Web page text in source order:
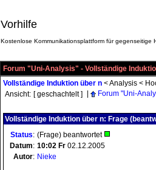
Vorhilfe
Kostenlose Kommunikationsplattform für gegenseitige
Forum "Uni-Analysis" - Vollständige
Vollständige Induktion über n <Analysis <
Ansicht: [ geschachtelt ] Forum "Uni-
Vollständige Induktion über n: Frage
Status: (Frage) beantwortet
Datum: 10:02 Fr 02.12.2005
Autor: Nieke